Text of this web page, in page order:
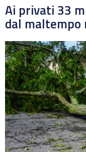
Ai privati 33
dal maltempo